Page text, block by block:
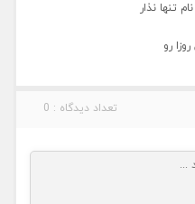
تنها نذار
رو
تعداد دیدگاه : 0